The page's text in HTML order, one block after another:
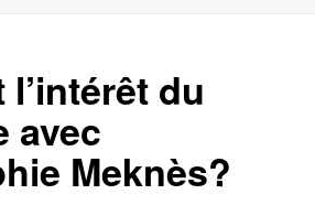
l’intérêt du
avec
Meknès?